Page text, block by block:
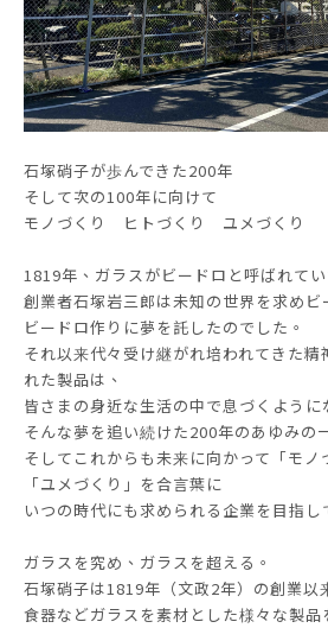
石塚硝子が歩んできた200年
そして次の100年に向けて
モノづくり ヒトづくり ユメづくり
1819年、ガラスがビードロと呼ばれてい
創業者石塚岩三郎は未知の世界を求めビ
ビードロ作りに夢を託したのでした。
それ以来代々受け継がれ培われてきた精
れた製品は、
皆さまの身近な生活の中で息づくように
そんな夢を追い続けた200年のあゆみの
そしてこれからも未来に向かって「モノ
「ユメづくり」を合言葉に
いつの時代にも求められる企業を目指し
ガラスを究め、ガラスを超える。
石塚硝子は1819年（文政2年）の創業以
食器などガラスを素材とした様々な製